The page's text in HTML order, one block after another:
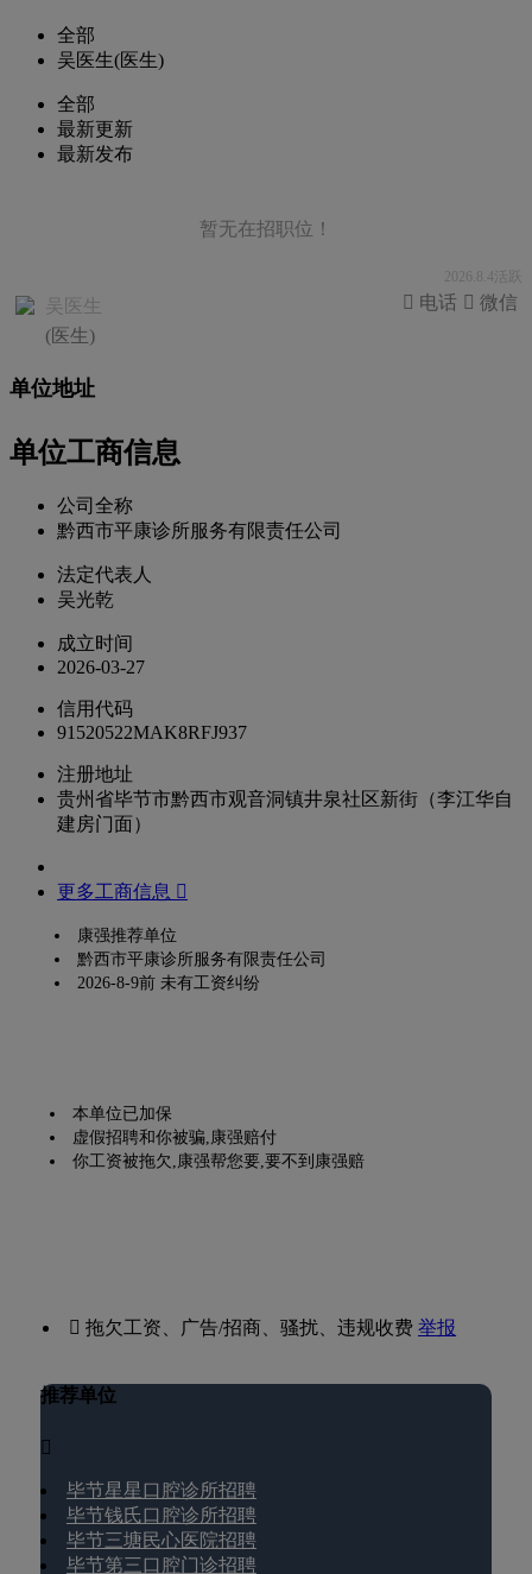
全部
吴医生(医生)
全部
最新更新
最新发布
暂无在招职位！
2026.8.4活跃
吴医生
(医生)
 微信
 电话
单位地址
单位工商信息
公司全称
黔西市平康诊所服务有限责任公司
法定代表人
吴光乾
成立时间
2026-03-27
信用代码
91520522MAK8RFJ937
注册地址
贵州省毕节市黔西市观音洞镇井泉社区新街（李江华自
建房门面）
更多工商信息 
康强推荐单位
黔西市平康诊所服务有限责任公司
2026-8-9前 未有工资纠纷
本单位已加保
虚假招聘和你被骗,康强赔付
你工资被拖欠,康强帮您要,要不到康强赔
 拖欠工资、广告/招商、骚扰、违规收费举报
推荐单位

毕节星星口腔诊所招聘
毕节钱氏口腔诊所招聘
毕节三塘民心医院招聘
毕节第三口腔门诊招聘